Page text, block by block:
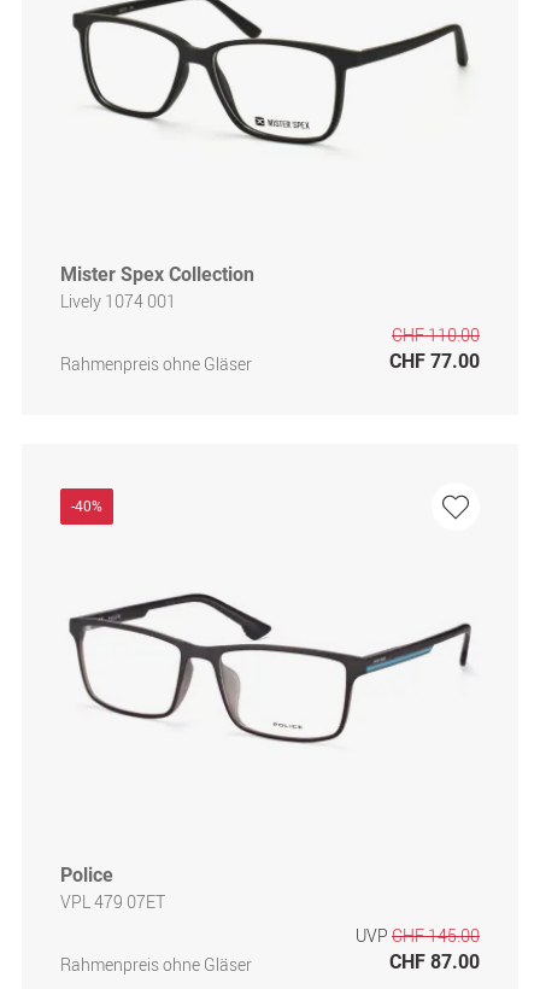
Mister Spex Collection
Lively 1074 001
Rahmenpreis ohne Gläser
CHF 110.00
CHF 77.00
-40%
Police
VPL 479 07ET
Rahmenpreis ohne Gläser
UVP CHF 145.00
CHF 87.00